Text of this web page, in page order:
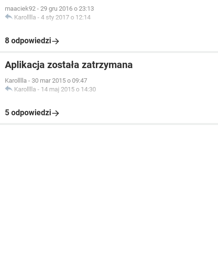
maaciek92 - 29 gru 2016 o 23:13
Karolllla - 4 sty 2017 o 12:14
8 odpowiedzi
Aplikacja została zatrzymana
Karolllla - 30 mar 2015 o 09:47
Karolllla - 14 maj 2015 o 14:30
5 odpowiedzi